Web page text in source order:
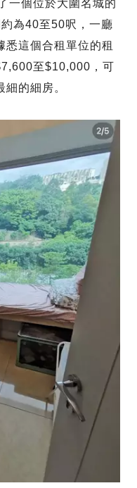
一個位於大圍名城的
為40至50呎，一廳
悉這個合租單位的租
至$10,000，可
的細房。